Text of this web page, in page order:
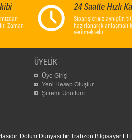
Zaman
24 Saatte Hızlı
Siparişleriniz aynıgün
hazırlanarak anlaşmalı
verilmektedir.
ÜYELİK
Üye Girişi
Yeni Hesap Oluştur
Şifremi Unuttum
Dolum Dünyası bir Trabzon Bilgisayar